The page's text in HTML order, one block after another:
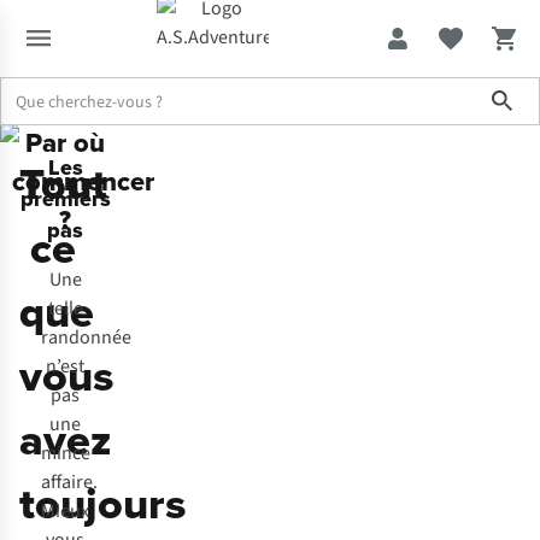
Expertise & Conseils
Tout
ce
que
vous
avez
toujours
Par où
commencer
?
Les
premiers
pas
Une
telle
randonnée
n’est
pas
une
mince
affaire.
Mieux